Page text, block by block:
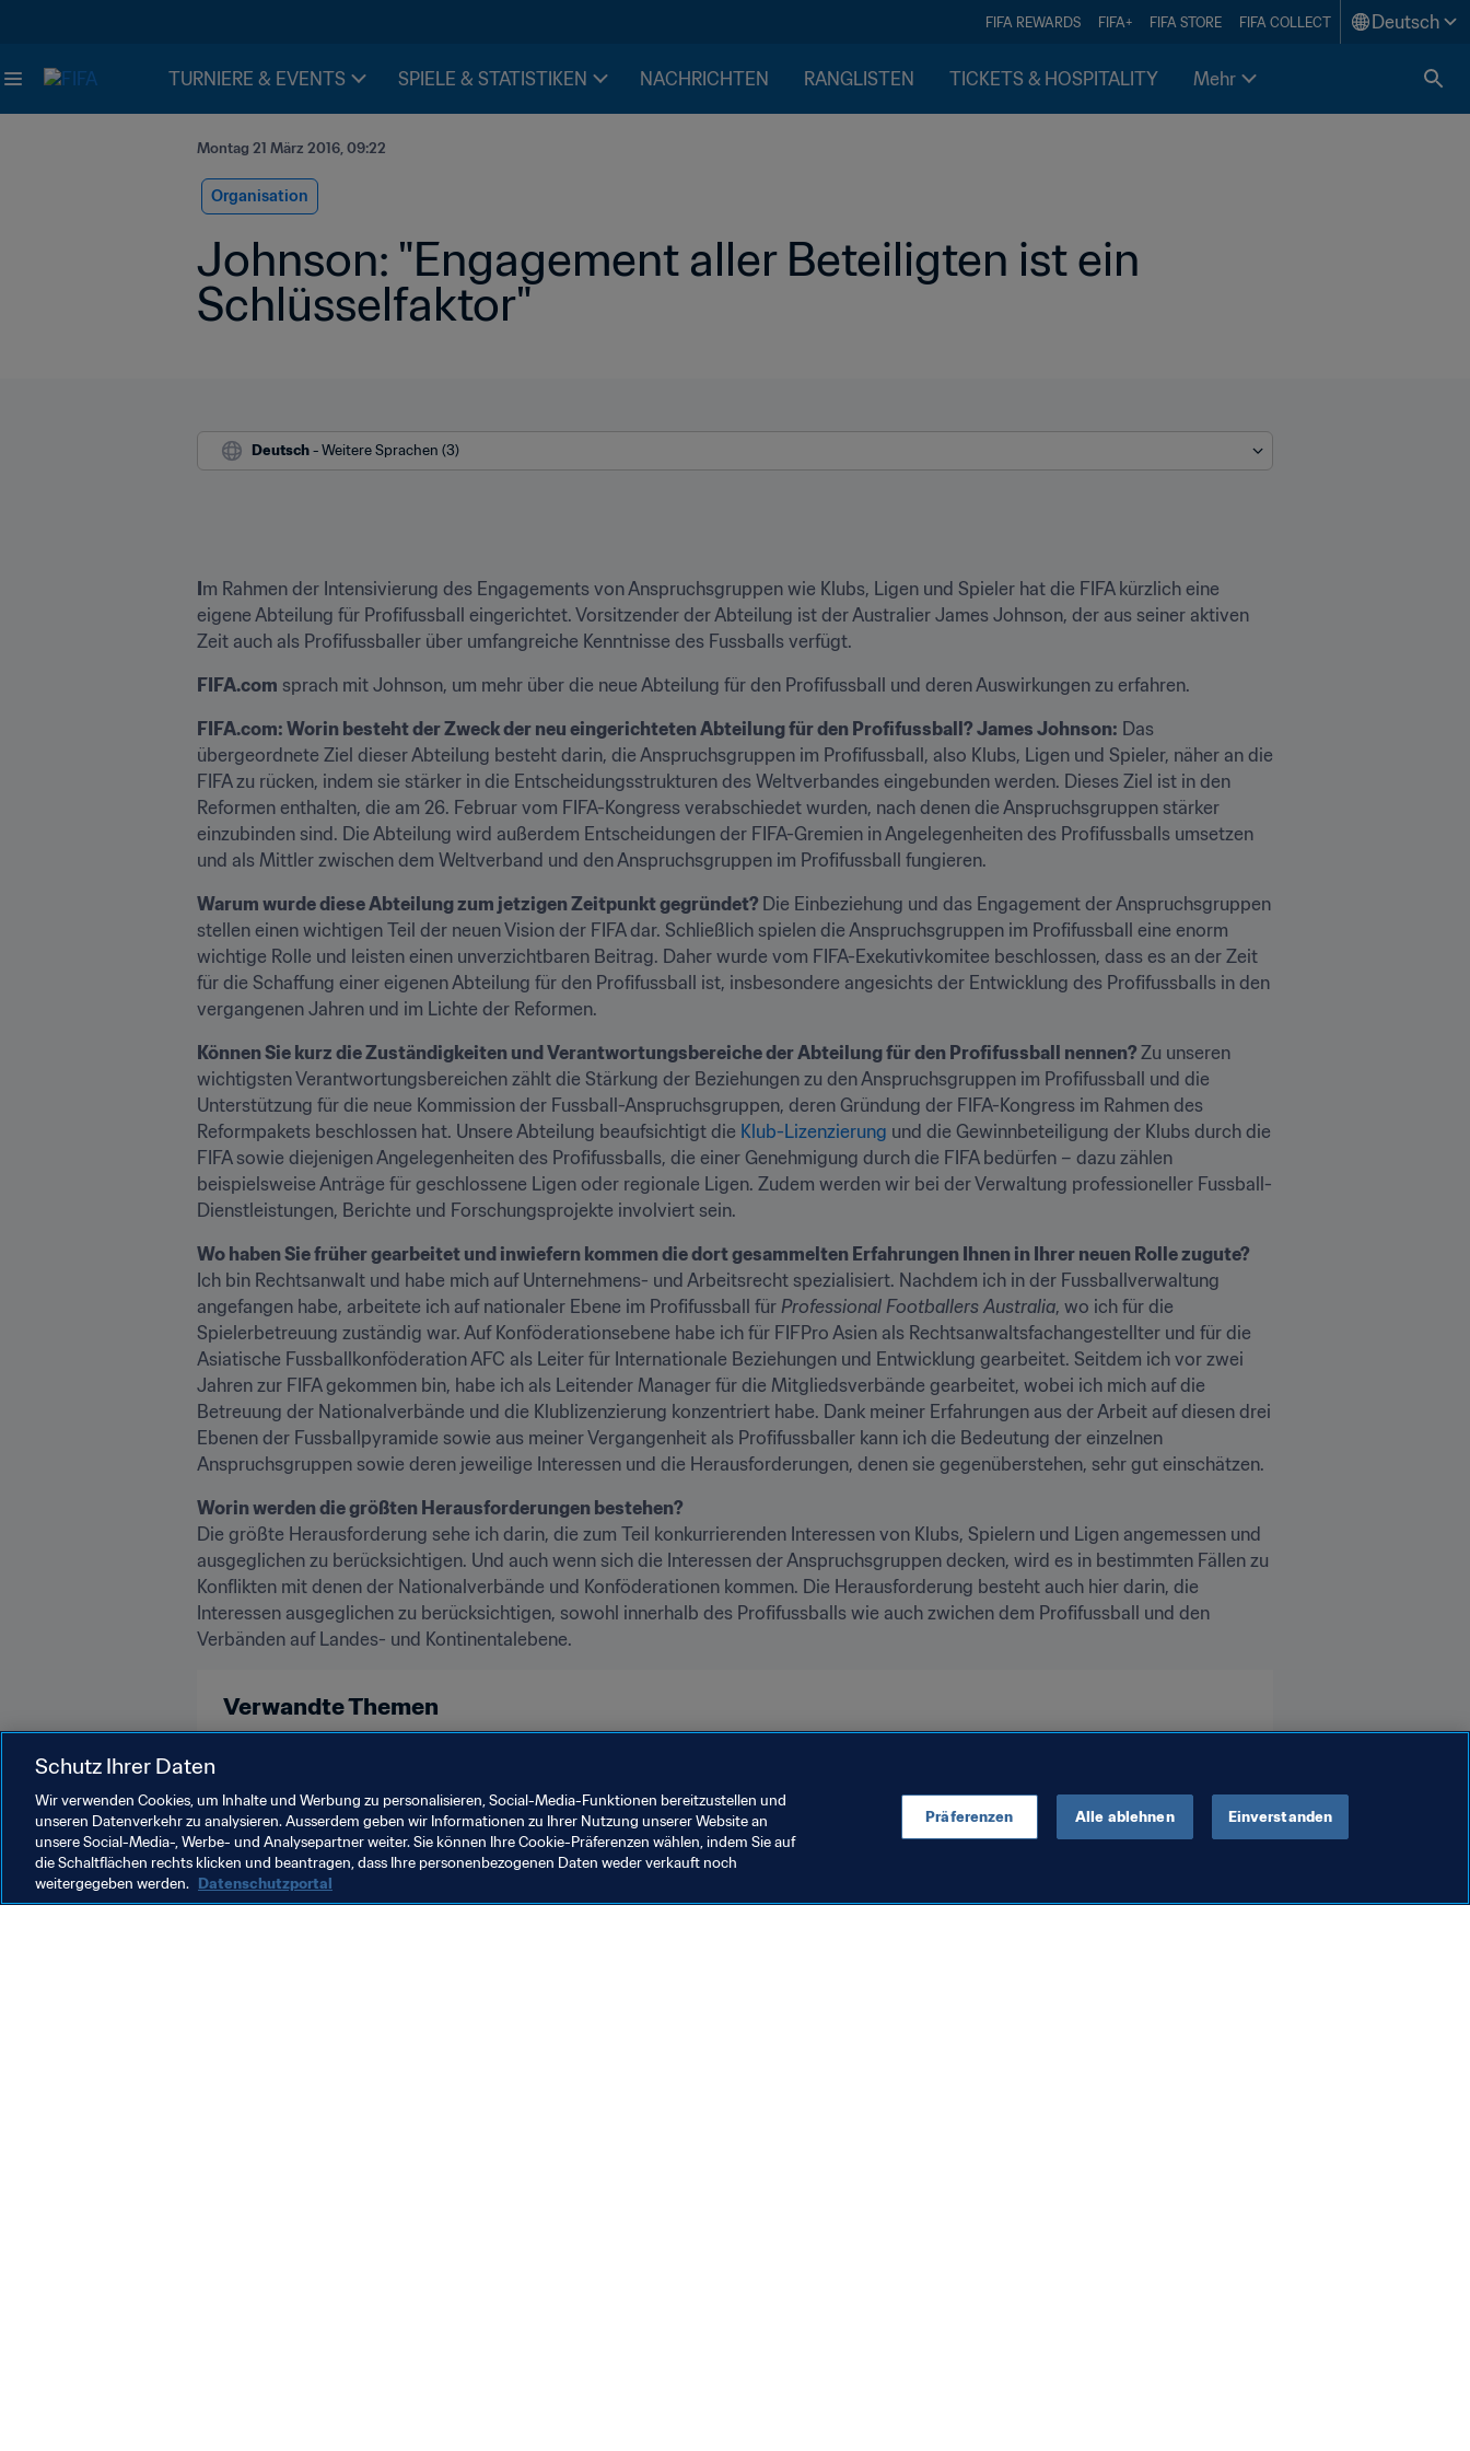
FIFA REWARDS FIFA+ FIFA STORE FIFA COLLECT Deutsch
TURNIERE & EVENTS SPIELE & STATISTIKEN NACHRICHTEN RANGLISTEN TICKETS & HOSPITALITY Mehr
Montag 21 März 2016, 09:22
Organisation
Johnson: "Engagement aller Beteiligten ist ein
Schlüsselfaktor"
Deutsch - Weitere Sprachen (3)
m Rahmen der Intensivierung des Engagements von Anspruchsgruppen wie Klubs, Ligen und Spieler hat die FIFA kürzlich eine
eigene Abteilung für Profifussball eingerichtet. Vorsitzender der Abteilung ist der Australier James Johnson, der aus seiner aktiven
Zeit auch als Profifussballer über umfangreiche Kenntnisse des Fussballs verfügt.
FIFA.com sprach mit Johnson, um mehr über die neue Abteilung für den Profifussball und deren Auswirkungen zu erfahren.
FIFA.com: Worin besteht der Zweck der neu eingerichteten Abteilung für den Profifussball? James Johnson: Das
übergeordnete Ziel dieser Abteilung besteht darin, die Anspruchsgruppen im Profifussball, also Klubs, Ligen und Spieler, näher an die
FIFA zu rücken, indem sie stärker in die Entscheidungsstrukturen des Weltverbandes eingebunden werden. Dieses Ziel ist in den
Reformen enthalten, die am 26. Februar vom FIFA-Kongress verabschiedet wurden, nach denen die Anspruchsgruppen stärker
einzubinden sind. Die Abteilung wird außerdem Entscheidungen der FIFA-Gremien in Angelegenheiten des Profifussballs umsetzen
und als Mittler zwischen dem Weltverband und den Anspruchsgruppen im Profifussball fungieren.
Warum wurde diese Abteilung zum jetzigen Zeitpunkt gegründet? Die Einbeziehung und das Engagement der Anspruchsgruppen
stellen einen wichtigen Teil der neuen Vision der FIFA dar. Schließlich spielen die Anspruchsgruppen im Profifussball eine enorm
wichtige Rolle und leisten einen unverzichtbaren Beitrag. Daher wurde vom FIFA-Exekutivkomitee beschlossen, dass es an der Zeit
für die Schaffung einer eigenen Abteilung für den Profifussball ist, insbesondere angesichts der Entwicklung des Profifussballs in den
vergangenen Jahren und im Lichte der Reformen.
Können Sie kurz die Zuständigkeiten und Verantwortungsbereiche der Abteilung für den Profifussball nennen? Zu unseren
wichtigsten Verantwortungsbereichen zählt die Stärkung der Beziehungen zu den Anspruchsgruppen im Profifussball und die
Unterstützung für die neue Kommission der Fussball-Anspruchsgruppen, deren Gründung der FIFA-Kongress im Rahmen des
Reformpakets beschlossen hat. Unsere Abteilung beaufsichtigt die Klub-Lizenzierung und die Gewinnbeteiligung der Klubs durch die
FIFA sowie diejenigen Angelegenheiten des Profifussballs, die einer Genehmigung durch die FIFA bedürfen – dazu zählen
beispielsweise Anträge für geschlossene Ligen oder regionale Ligen. Zudem werden wir bei der Verwaltung professioneller Fussball-
Dienstleistungen, Berichte und Forschungsprojekte involviert sein.
Ich bin Rechtsanwalt und habe mich auf Unternehmens- und Arbeitsrecht spezialisiert. Nachdem ich in der Fussballverwaltung
angefangen habe, arbeitete ich auf nationaler Ebene im Profifussball für Professional Footballers Australia, wo ich für die
Spielerbetreuung zuständig war. Auf Konföderationsebene habe ich für FIFPro Asien als Rechtsanwaltsfachangestellter und für die
Asiatische Fussballkonföderation AFC als Leiter für Internationale Beziehungen und Entwicklung gearbeitet. Seitdem ich vor zwei
Jahren zur FIFA gekommen bin, habe ich als Leitender Manager für die Mitgliedsverbände gearbeitet, wobei ich mich auf die
Betreuung der Nationalverbände und die Klublizenzierung konzentriert habe. Dank meiner Erfahrungen aus der Arbeit auf diesen drei
Ebenen der Fussballpyramide sowie aus meiner Vergangenheit als Profifussballer kann ich die Bedeutung der einzelnen
Anspruchsgruppen sowie deren jeweilige Interessen und die Herausforderungen, denen sie gegenüberstehen, sehr gut einschätzen.
Worin werden die größten Herausforderungen bestehen?
Die größte Herausforderung sehe ich darin, die zum Teil konkurrierenden Interessen von Klubs, Spielern und Ligen angemessen und
ausgeglichen zu berücksichtigen. Und auch wenn sich die Interessen der Anspruchsgruppen decken, wird es in bestimmten Fällen zu
Konflikten mit denen der Nationalverbände und Konföderationen kommen. Die Herausforderung besteht auch hier darin, die
Interessen ausgeglichen zu berücksichtigen, sowohl innerhalb des Profifussballs wie auch zwichen dem Profifussball und den
Verbänden auf Landes- und Kontinentalebene.
Verwandte Themen
Schutz Ihrer Daten
Wir verwenden Cookies, um Inhalte und Werbung zu personalisieren, Social-Media-Funktionen bereitzustellen und
unseren Datenverkehr zu analysieren. Ausserdem geben wir Informationen zu Ihrer Nutzung unserer Website an
unsere Social-Media-, Werbe- und Analysepartner weiter. Sie können Ihre Cookie-Präferenzen wählen, indem Sie auf
die Schaltflächen rechts klicken und beantragen, dass Ihre personenbezogenen Daten weder verkauft noch
weitergegeben werden. Datenschutzportal
Präferenzen Alle ablehnen Einverstanden